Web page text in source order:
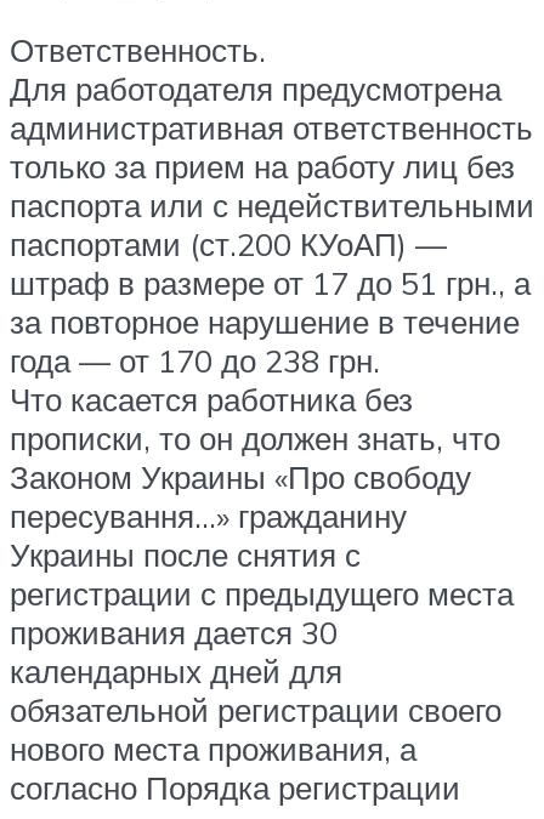
Ответственность.
Для работодателя предусмотрена
административная ответственность
только за прием на работу лиц без
паспорта или с недействительными
паспортами (ст.200 КУоАП) —
штраф в размере от 17 до 51 грн., а
за повторное нарушение в течение
года — от 170 до 238 грн.
Что касается работника без
прописки, то он должен знать, что
Законом Украины «Про свободу
пересування…» гражданину
Украины после снятия с
регистрации с предыдущего места
проживания дается 30
календарных дней для
обязательной регистрации своего
нового места проживания, а
согласно Порядка регистрации